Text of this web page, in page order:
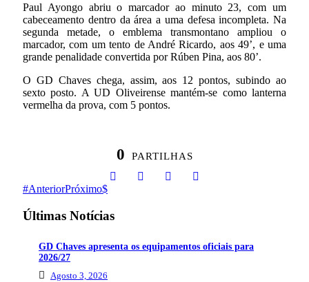
Paul Ayongo abriu o marcador ao minuto 23, com um
cabeceamento dentro da área a uma defesa incompleta. Na
segunda metade, o emblema transmontano ampliou o
marcador, com um tento de André Ricardo, aos 49’, e uma
grande penalidade convertida por Rúben Pina, aos 80’.
O GD Chaves chega, assim, aos 12 pontos, subindo ao
sexto posto. A UD Oliveirense mantém-se como lanterna
vermelha da prova, com 5 pontos.
0 PARTILHAS
AnteriorPróximo
Últimas Notícias
GD Chaves apresenta os equipamentos oficiais para
2026/27
Agosto 3, 2026